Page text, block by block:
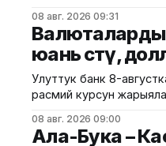
министрлигинин басма
Маалыматка ылайык,
өнүктүрүү банкынын
ашырылууда. Аталган борбор 249 орунга
ылайыкталып, кош
энелерге жана
08 авг. 2026 09:31
юань өстү,
Улуттук банк 8-
расмий курсун
калды. Евро 100,9435 сомдон 100,7730 сомго
түшүп, 0,17%га
08 авг. 2026 09:00
Ала-Бука –